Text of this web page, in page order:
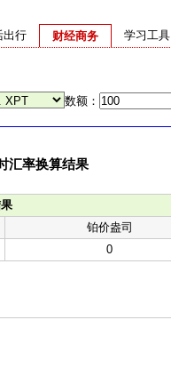
出行
财经商务
学习工具
数额：
汇率换算结果
铂价盎司
0